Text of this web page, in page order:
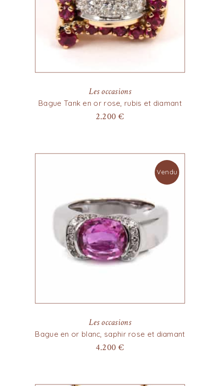
Les occasions
Bague Tank en or rose, rubis et diamant
2.200 €
Vendu
Les occasions
Bague en or blanc, saphir rose et diamant
4.200 €